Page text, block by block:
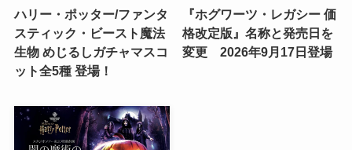
ハリー・ポッター/ファンタ
スティック・ビースト魔法
生物 めじるしガチャマスコ
ット全5種 登場！
『ホグワーツ・レガシー 価
格改定版』名称と発売日を
変更 2026年9月17日登場